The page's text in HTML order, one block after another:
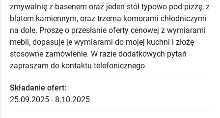
zmywalnię z basenem oraz jeden stół typowo pod pizzę, z
blatem kamiennym, oraz trzema komorami chłodniczymi
na dole. Proszę o przesłanie oferty cenowej z wymiarami
mebli, dopasuje je wymiarami do mojej kuchni i złożę
stosowne zamówienie. W razie dodatkowych pytań
zapraszam do kontaktu telefonicznego.
Składanie ofert:
25.09.2025 - 8.10.2025